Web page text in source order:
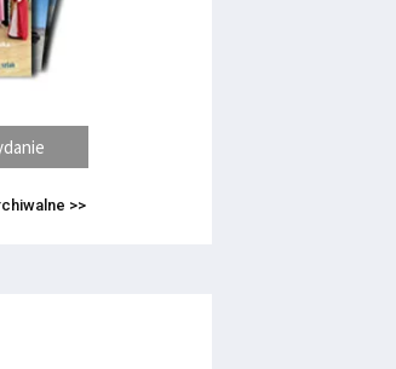
>>